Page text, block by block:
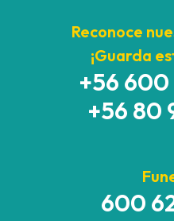
Reconoce
¡Guarda
+56
+56 80
600